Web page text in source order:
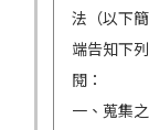
法（以下
端告知下
閱：
一、蒐集